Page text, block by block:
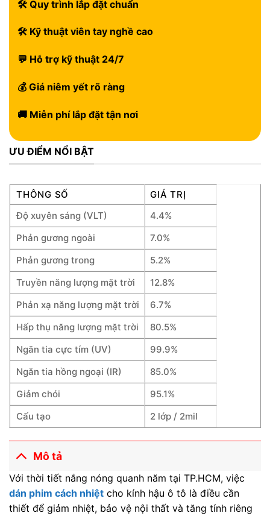
🛠 Quy trình lắp đặt chuẩn
🛠 Kỹ thuật viên tay nghề cao
💬 Hỗ trợ kỹ thuật 24/7
💰 Giá niêm yết rõ ràng
🚚 Miễn phí lắp đặt tận nơi
ƯU ĐIỂM NỔI BẬT
THÔNG SỐ
GIÁ TRỊ
Độ xuyên sáng (VLT)
4.4%
Phản gương ngoài
7.0%
Phản gương trong
5.2%
Truyền năng lượng mặt trời
12.8%
Phản xạ năng lượng mặt trời
6.7%
Hấp thụ năng lượng mặt trời
80.5%
Ngăn tia cực tím (UV)
99.9%
Ngăn tia hồng ngoại (IR)
85.0%
Giảm chói
95.1%
Cấu tạo
2 lớp / 2mil
Mô tả
Với thời tiết nắng nóng quanh năm tại TP.HCM, việc
dán phim cách nhiệt cho kính hậu ô tô là điều cần
thiết để giảm nhiệt, bảo vệ nội thất và tăng tính riêng